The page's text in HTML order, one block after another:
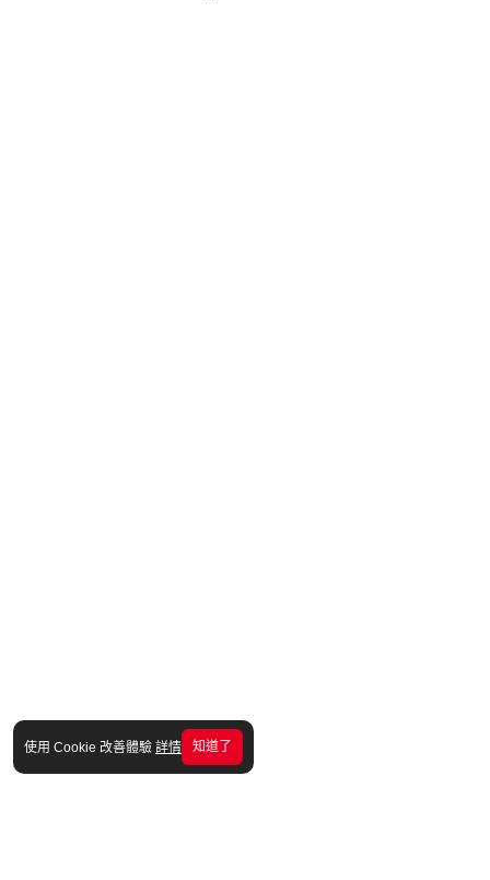
使用 Cookie 改善體驗 詳情 知道了